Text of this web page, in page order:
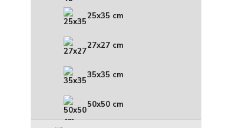
25x35 cm
27x27 cm
35x35 cm
50x50 cm